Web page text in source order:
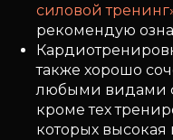
силовой
рекомендую
также хорошо
любыми видами
кроме тех
которых высокая